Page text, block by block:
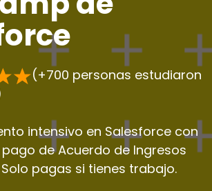
(+700 personas estudiaron
intensivo en Salesforce con
de Acuerdo de Ingresos
pagas si tienes trabajo.